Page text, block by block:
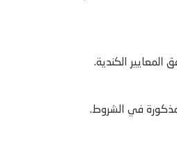
المعايير الكندية.
في الشروط.